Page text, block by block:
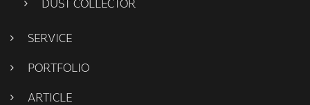
DUST COLLECTOR
SERVICE
PORTFOLIO
ARTICLE